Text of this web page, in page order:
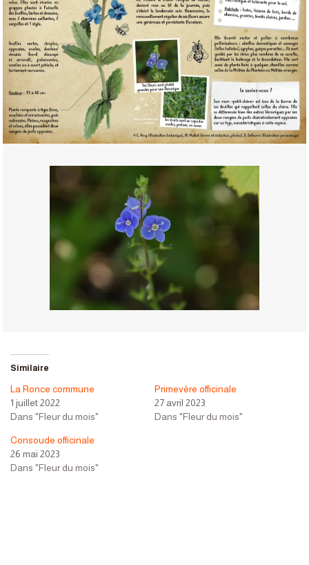
Similaire
La Ronce commune
1 juillet 2022
Dans "Fleur du mois"
Primevère officinale
27 avril 2023
Dans "Fleur du mois"
Consoude officinale
26 mai 2023
Dans "Fleur du mois"